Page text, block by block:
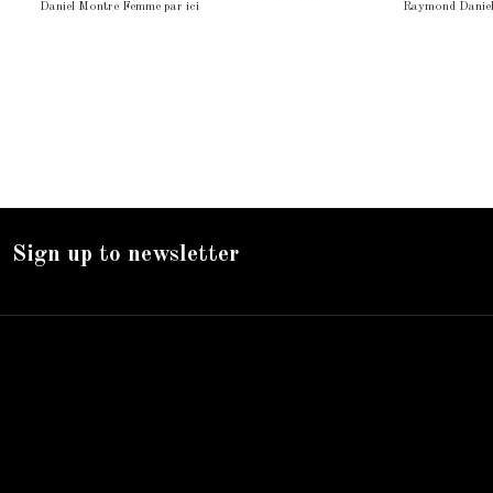
Daniel Montre Femme par ici
Raymond
Sign up to newsletter